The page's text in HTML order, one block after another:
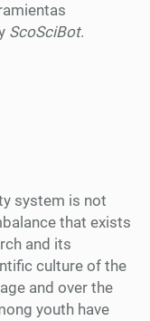
ScoSciBot.
system is not
that exists
and its
culture of the
and over the
youth have